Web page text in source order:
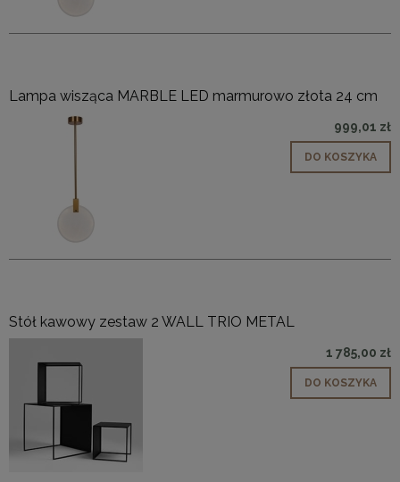
Lampa wisząca MARBLE LED marmurowo złota 24 cm
999,01 zł
DO KOSZYKA
Stół kawowy zestaw 2 WALL TRIO METAL
1 785,00 zł
DO KOSZYKA